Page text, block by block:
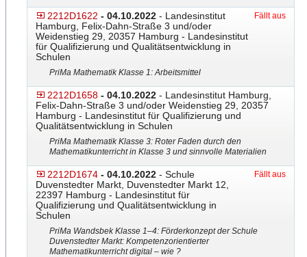
2212D1622 - 04.10.2022 - Landesinstitut
Hamburg, Felix-Dahn-Straße 3 und/oder
Weidenstieg 29, 20357 Hamburg - Landesinstitut
für Qualifizierung und Qualitätsentwicklung in
Schulen
Fällt aus
PriMa Mathematik Klasse 1: Arbeitsmittel
2212D1658 - 04.10.2022 - Landesinstitut Hamburg,
Felix-Dahn-Straße 3 und/oder Weidenstieg 29, 20357
Hamburg - Landesinstitut für Qualifizierung und
Qualitätsentwicklung in Schulen
PriMa Mathematik Klasse 3: Roter Faden durch den
Mathematikunterricht in Klasse 3 und sinnvolle Materialien
2212D1674 - 04.10.2022 - Schule
Duvenstedter Markt, Duvenstedter Markt 12,
22397 Hamburg - Landesinstitut für
Qualifizierung und Qualitätsentwicklung in
Schulen
Fällt aus
PriMa Wandsbek Klasse 1–4: Förderkonzept der Schule
Duvenstedter Markt: Kompetenzorientiert​er
Mathematikunterricht digital – wie ?